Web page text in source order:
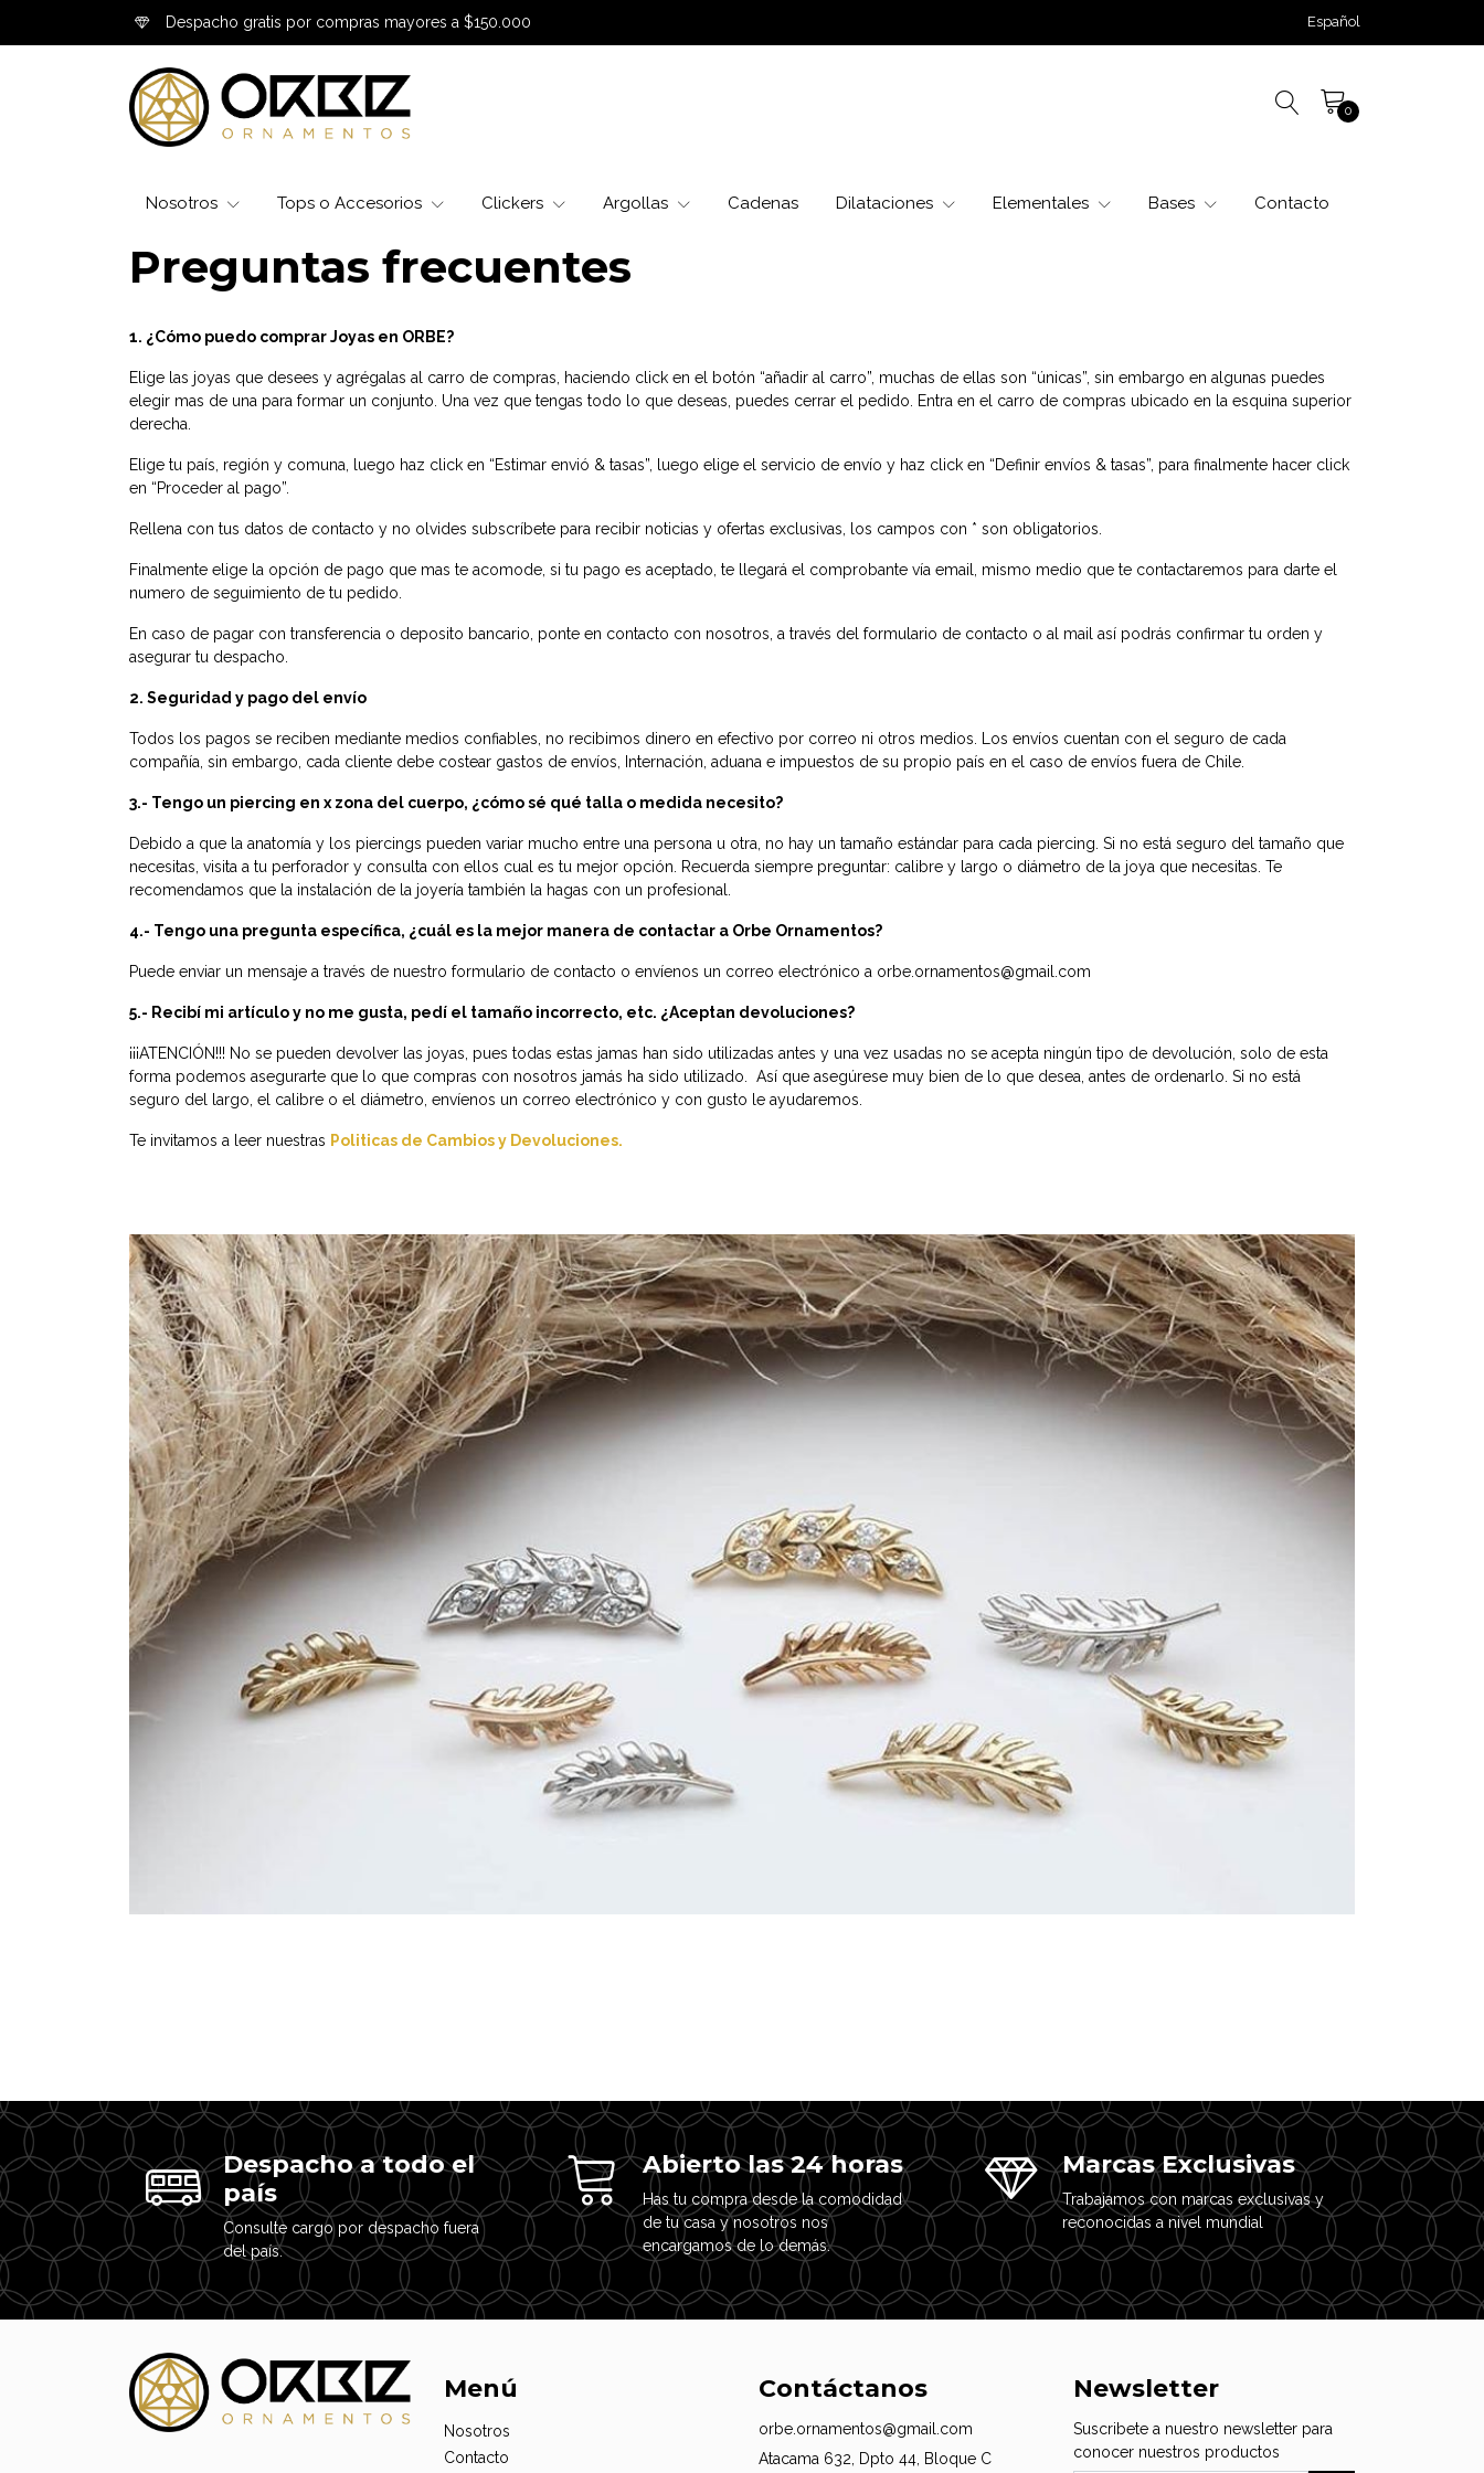
Despacho gratis por compras mayores a $150.000 Español
0
Nosotros Tops o Accesorios Clickers Argollas Cadenas Dilataciones Elementales Bases Contacto
Preguntas frecuentes
1. ¿Cómo puedo comprar Joyas en ORBE?
Elige las joyas que desees y agrégalas al carro de compras, haciendo click en el botón “añadir al carro”, muchas de ellas son “únicas”, sin embargo en algunas puedes
elegir mas de una para formar un conjunto. Una vez que tengas todo lo que deseas, puedes cerrar el pedido. Entra en el carro de compras ubicado en la esquina superior
derecha.
Elige tu país, región y comuna, luego haz click en “Estimar envió & tasas”, luego elige el servicio de envío y haz click en “Definir envíos & tasas”, para finalmente hacer click
en “Proceder al pago”.
Rellena con tus datos de contacto y no olvides subscríbete para recibir noticias y ofertas exclusivas, los campos con * son obligatorios.
Finalmente elige la opción de pago que mas te acomode, si tu pago es aceptado, te llegará el comprobante vía email, mismo medio que te contactaremos para darte el
numero de seguimiento de tu pedido.
En caso de pagar con transferencia o deposito bancario, ponte en contacto con nosotros, a través del formulario de contacto o al mail así podrás confirmar tu orden y
asegurar tu despacho.
2. Seguridad y pago del envío
Todos los pagos se reciben mediante medios confiables, no recibimos dinero en efectivo por correo ni otros medios. Los envíos cuentan con el seguro de cada
compañía, sin embargo, cada cliente debe costear gastos de envíos, Internación, aduana e impuestos de su propio país en el caso de envíos fuera de Chile.
3.- Tengo un piercing en x zona del cuerpo, ¿cómo sé qué talla o medida necesito?
Debido a que la anatomía y los piercings pueden variar mucho entre una persona u otra, no hay un tamaño estándar para cada piercing. Si no está seguro del tamaño que
necesitas, visita a tu perforador y consulta con ellos cual es tu mejor opción. Recuerda siempre preguntar: calibre y largo o diámetro de la joya que necesitas. Te
recomendamos que la instalación de la joyería también la hagas con un profesional.
4.- Tengo una pregunta específica, ¿cuál es la mejor manera de contactar a Orbe Ornamentos?
Puede enviar un mensaje a través de nuestro formulario de contacto o envíenos un correo electrónico a orbe.ornamentos@gmail.com
5.- Recibí mi artículo y no me gusta, pedí el tamaño incorrecto, etc. ¿Aceptan devoluciones?
¡¡¡ATENCIÓN!!! No se pueden devolver las joyas, pues todas estas jamas han sido utilizadas antes y una vez usadas no se acepta ningún tipo de devolución, solo de esta
forma podemos asegurarte que lo que compras con nosotros jamás ha sido utilizado. Así que asegúrese muy bien de lo que desea, antes de ordenarlo. Si no está
seguro del largo, el calibre o el diámetro, envíenos un correo electrónico y con gusto le ayudaremos.
Te invitamos a leer nuestras Politicas de Cambios y Devoluciones.
Despacho a todo el
país
Consulte cargo por despacho fuera
del país.
Abierto las 24 horas
Has tu compra desde la comodidad
de tu casa y nosotros nos
encargamos de lo demás.
Marcas Exclusivas
Trabajamos con marcas exclusivas y
reconocidas a nivel mundial
Menú
Nosotros
Contacto
Contáctanos
orbe.ornamentos@gmail.com
Atacama 632, Dpto 44, Bloque C
Newsletter
Suscribete a nuestro newsletter para
conocer nuestros productos